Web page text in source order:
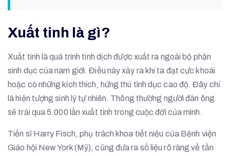
Xuất tinh là gì?
Xuất tinh là quá trình tinh dịch được xuất ra ngoài bộ phận
sinh dục của nam giới. Điều này xảy ra khi ta đạt cực khoái
hoặc có những kích thích, hứng thú tình dục cao độ. Đây chỉ
là hiện tượng sinh lý tự nhiên. Thông thường người đàn ông
sẽ trải qua 5.000 lần xuất tinh trong cuộc đời của mình.
Tiến sĩ Harry Fisch, phụ trách khoa tiết niệu của Bệnh viện
Giáo hội New York (Mỹ), cũng đưa ra số liệu rõ ràng về tần